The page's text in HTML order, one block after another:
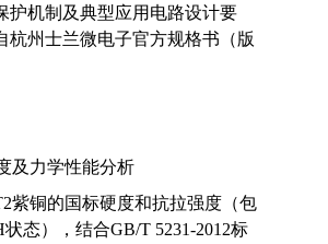
护机制及典型应用电路设计要
杭州士兰微电子官方规格书（版
及力学性能分析
紫铜的国标硬度和抗拉强度（包
态），结合GB/T 5231-2012标